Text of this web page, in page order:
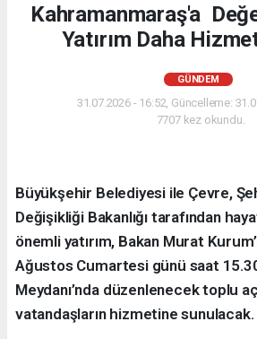
Kahramanmaraş'a
Yatırım Daha
GÜNDEM
31.07.2026 - 16:52, Güncelleme:
7707 kez okundu.
Büyükşehir Belediyesi ile Çevre,
Değişikliği Bakanlığı tarafından
önemli yatırım, Bakan Murat
Ağustos Cumartesi günü saat
Meydanı’nda düzenlenecek toplu
vatandaşların hizmetine sunulacak.